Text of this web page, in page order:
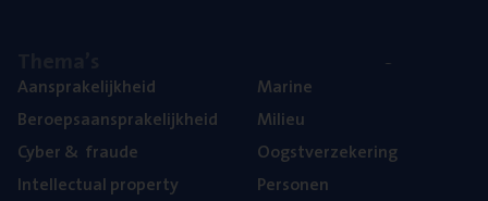
Aan­spra­ke­lijk­heid
Beroeps­aan­spra­ke­lijk­heid
Cyber& fraude
Intel­lec­tu­al property
Mari­ne
Mili­eu
Oogst­ver­ze­ke­ring
Per­so­nen